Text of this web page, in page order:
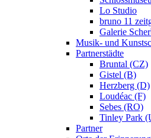
Lo Studio
bruno 11
Galerie
Musik- und
Partnerstädte
Bruntal (CZ)
Gistel (B)
Herzberg (D)
Loudéac (F)
Sebes (RO)
Tinley Park
Partner